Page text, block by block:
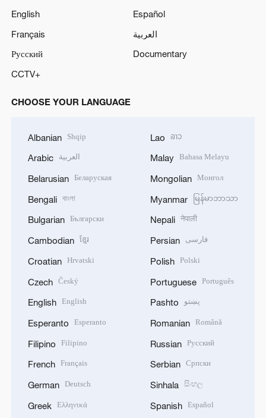
English
Español
Français
العربية
Русский
Documentary
CCTV+
CHOOSE YOUR LANGUAGE
Albanian Shqip
Arabic العربية
Belarusian Беларуская
Bengali বাংলা
Bulgarian Български
Cambodian ខ្មែរ
Croatian Hrvatski
Czech Český
English English
Esperanto Esperanto
Filipino Filipino
French Français
German Deutsch
Greek Ελληνικά
Lao ລາວ
Malay Bahasa Melayu
Mongolian Монгол
Myanmar မြန်မာဘာသာ
Nepali नेपाली
Persian فارسی
Polish Polski
Portuguese Português
Pashto پښتو
Romanian Română
Russian Русский
Serbian Српски
Sinhala සිංහල
Spanish Español